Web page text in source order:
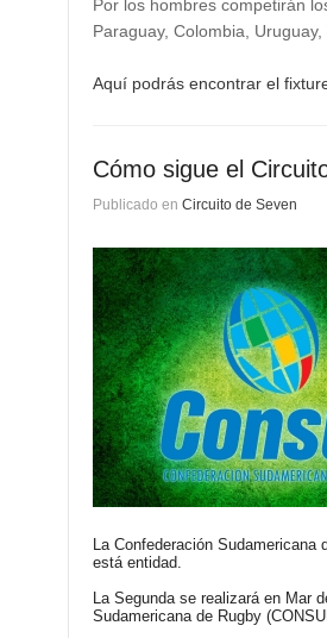
Por los hombres competirán
Paraguay, Colombia, Uruguay,
Aquí podrás encontrar el
Cómo sigue el
Publicado en Circuito de Seven
La Confederación
está entidad.
La Segunda se realizará en Mar
Sudamericana de Rugby